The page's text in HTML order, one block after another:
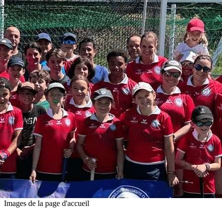
Exporter les lignes sélectionnées
Exporter toutes les colonnes
Exporter uniquement les colonnes affichées
Menu
<
>
Accueil
Inscription saison 2026-2027
Histoire du Hockey et du club
Actualités
Ecole de hockey
Séniors
Calendrier des Compétitions
Galerie photos
La boutique du club
Partenaires
Contact
?>
Images de la page d'accueil